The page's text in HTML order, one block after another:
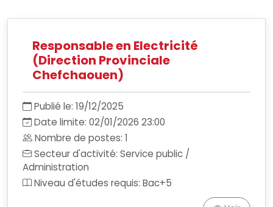
Responsable en Electricité
(Direction Provinciale
Chefchaouen)
Publié le: 19/12/2025
Date limite: 02/01/2026 23:00
Nombre de postes: 1
Secteur d'activité: Service public /
Administration
Niveau d'études requis: Bac+5